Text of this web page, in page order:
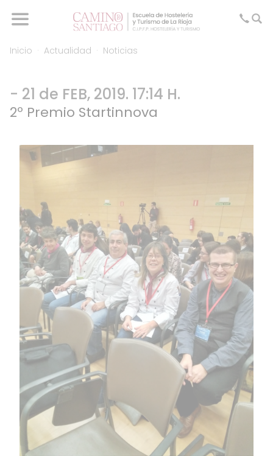
Inicio Actualidad Noticias
- 21 de FEB, 2019. 17:14 H.
2º Premio Startinnova